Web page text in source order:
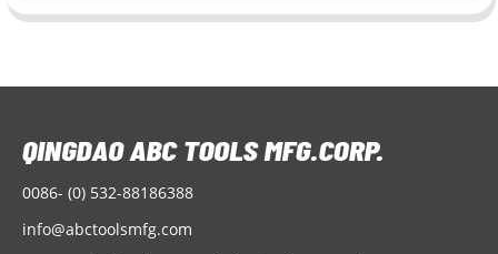
0086- (0) 532-88186388
info@abctoolsmfg.com